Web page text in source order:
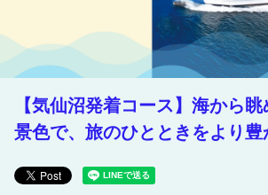
繁體中文
Español
【気仙沼発着コース】海から
景色で、旅のひとときをより豊